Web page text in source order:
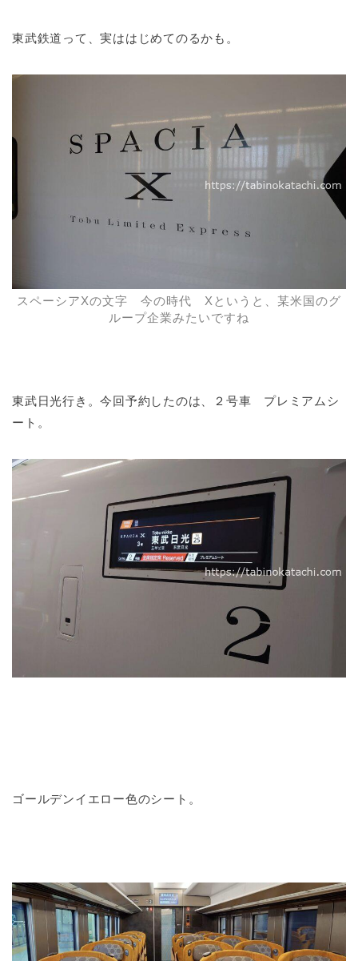
東武鉄道って、実ははじめてのるかも。
スペーシアXの文字 今の時代 Xというと、某米国のグ
ループ企業みたいですね
東武日光行き。今回予約したのは、２号車 プレミアムシ
ート。
ゴールデンイエロー色のシート。